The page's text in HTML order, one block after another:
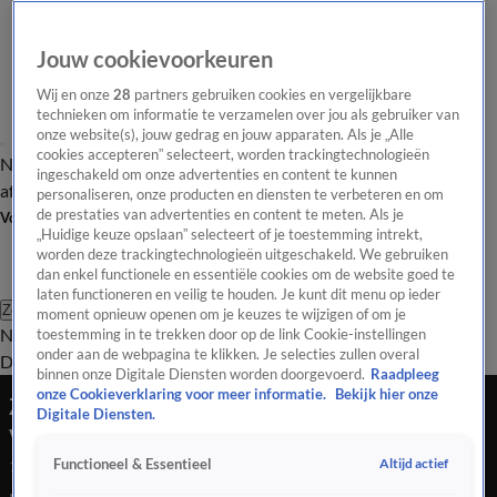
Nieuws van de DagOpinie van de Dag Onze categorieën Laatste
afleveringVideo's Nieuws van de Dag Podcast
Volg Nieuws van de Dag
Zoeken
Nieuws van de DagOpinie van de
Dag
Video'sUitzendingen PodcastPanelContact
Zelensky overlegt met Starmer in London daags
voor top Trump-Poetin
14 aug 2025, 18:30
Jouw cookievoorkeuren
Wij en onze28 partners gebruiken cookies en vergelijkbare
technieken om informatie te verzamelen over jou als gebruiker van
onze website(s), jouw gedrag en jouw apparaten. Als je „Alle
cookies accepteren” selecteert, worden trackingtechnologieën
ingeschakeld om onze advertenties en content te kunnen
personaliseren, onze producten en diensten te verbeteren en om
de prestaties van advertenties en content te meten. Als je
„Huidige keuze opslaan” selecteert of je toestemming intrekt,
worden deze trackingtechnologieën uitgeschakeld. We gebruiken
dan enkel functionele en essentiële cookies om de website goed te
laten functioneren en veilig te houden. Je kunt dit menu op ieder
moment opnieuw openen om je keuzes te wijzigen of om je
toestemming in te trekken door op de link Cookie-instellingen
onder aan de webpagina te klikken. Je selecties zullen overal
binnen onze Digitale Diensten worden doorgevoerd. Raadpleeg
onze Cookieverklaring voor meer informatie.
Bekijk hier onze
Digitale Diensten.
Functioneel & Essentieel Altijd actief